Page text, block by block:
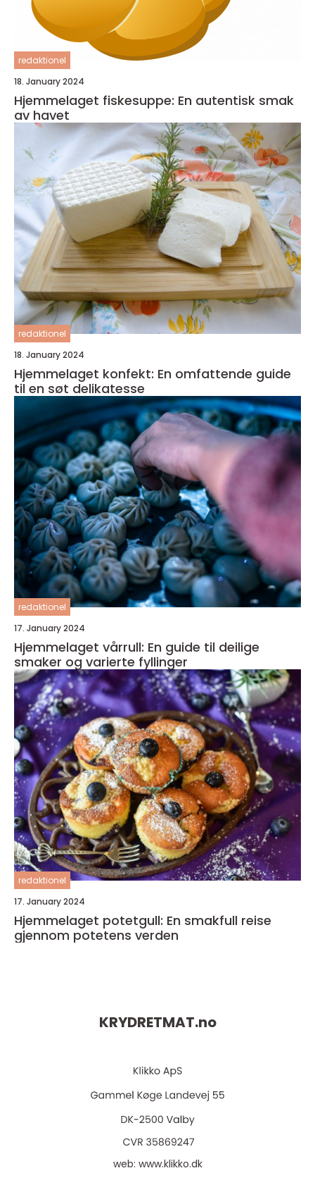
redaktionel
18. January 2024
Hjemmelaget fiskesuppe: En autentisk smak
av havet
redaktionel
18. January 2024
Hjemmelaget konfekt: En omfattende guide
til en søt delikatesse
redaktionel
17. January 2024
Hjemmelaget vårrull: En guide til deilige
smaker og varierte fyllinger
redaktionel
17. January 2024
Hjemmelaget potetgull: En smakfull reise
gjennom potetens verden
KRYDRETMAT.no
web: www.klikko.dk